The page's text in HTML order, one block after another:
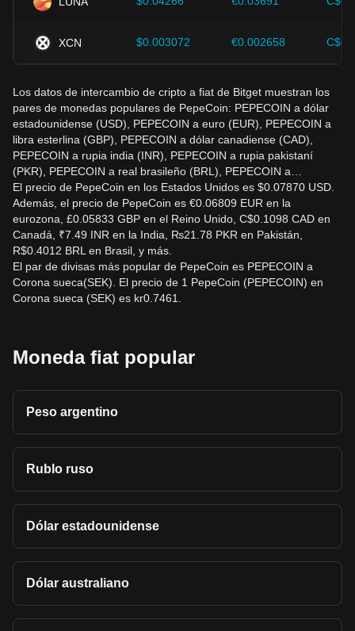
XCN $0.003072 €0.002658
Los datos de intercambio de cripto a fiat de Bitget muestran los
pares de monedas populares de PepeCoin: PEPECOIN a dólar
estadounidense (USD), PEPECOIN a euro (EUR), PEPECOIN a
libra esterlina (GBP), PEPECOIN a dólar canadiense (CAD),
PEPECOIN a rupia india (INR), PEPECOIN a rupia pakistaní
(PKR), PEPECOIN a real brasileño (BRL), PEPECOIN a…
El precio de PepeCoin en los Estados Unidos es $0.07870 USD.
Además, el precio de PepeCoin es €0.06809 EUR en la
eurozona, £0.05833 GBP en el Reino Unido, C$0.1098 CAD en
Canadá, ₹7.49 INR en la India, ₨21.78 PKR en Pakistán,
R$0.4012 BRL en Brasil, y más.
El par de divisas más popular de PepeCoin es PEPECOIN a
Corona sueca(SEK). El precio de 1 PepeCoin (PEPECOIN) en
Corona sueca (SEK) es kr0.7461.
Moneda fiat popular
Peso argentino
Rublo ruso
Dólar estadounidense
Dólar australiano